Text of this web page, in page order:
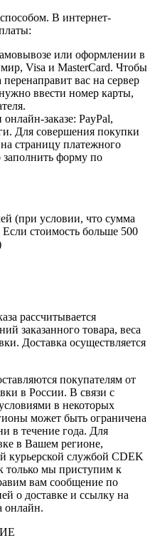
В интернет-
или оформлении в
Visa и MasterCard. Чтобы
вас на сервер
ввести номер карты,
заказе: PayPal,
Для совершения покупки
страницу платежного
заполнить форму по
(при условии, что сумма
стоимость больше 500
рассчитывается
заказанного товара, веса
Доставка осуществляется
покупателям от
в России. В связи с
в некоторых
может быть ограничена
в течение года. Для
в Вашем регионе,
курьерской службой CDEK
только мы приступим к
вам сообщение по
о доставке и ссылку на
онлайн.